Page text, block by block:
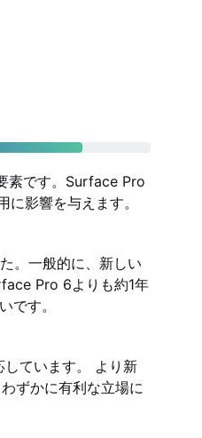
素です。Surface Pro
影響を与えます。
。一般的に、新しい
Pro 6よりも約1年
です。
ています。 より新
ずかに有利な立場に